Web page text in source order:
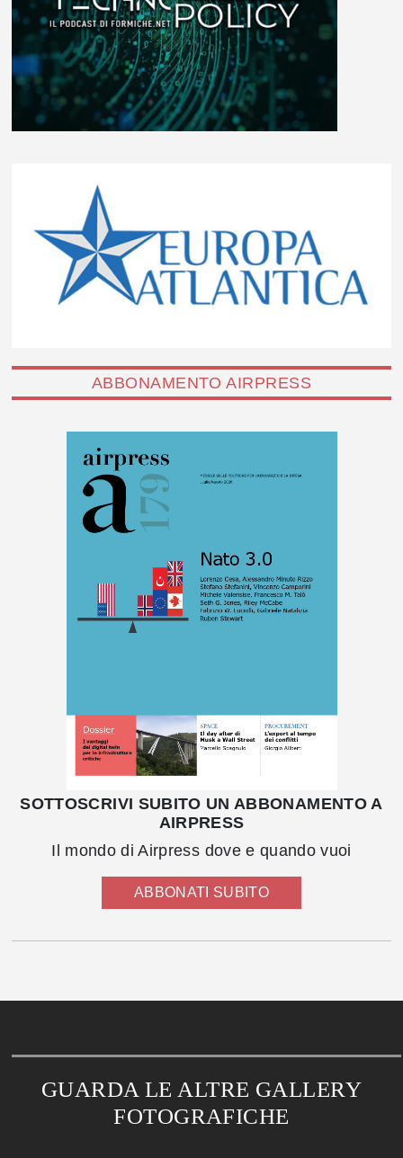
ABBONAMENTO AIRPRESS
SOTTOSCRIVI SUBITO UN ABBONAMENTO A
AIRPRESS
Il mondo di Airpress dove e quando vuoi
ABBONATI SUBITO
GUARDA LE ALTRE GALLERY
FOTOGRAFICHE